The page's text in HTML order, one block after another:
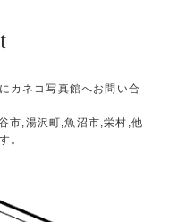
カネコ写真館へお問い合
市,湯沢町,魚沼市,栄村,他
。